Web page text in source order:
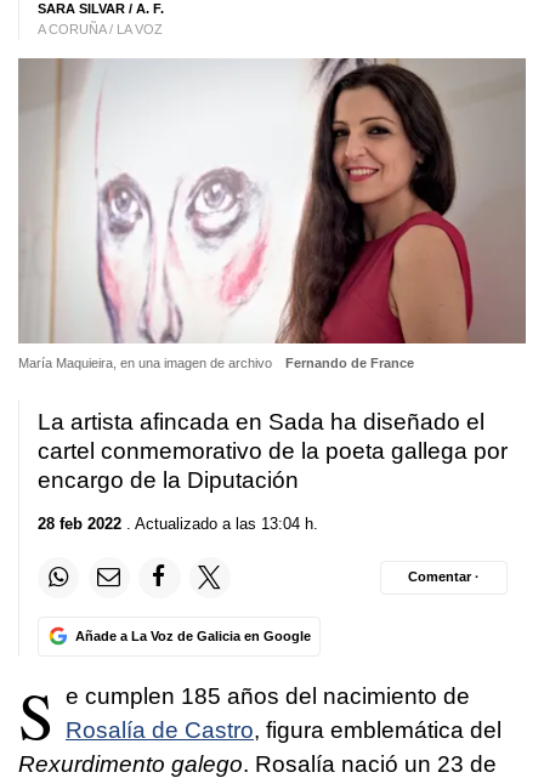
SARA SILVAR / A. F.
A CORUÑA / LA VOZ
María Maquieira, en una imagen de archivo Fernando de France
La artista afincada en Sada ha diseñado el
cartel conmemorativo de la poeta gallega por
encargo de la Diputación
28 feb 2022 . Actualizado a las 13:04 h.
Añade a La Voz de Galicia en Google
Comentar ·
S
e cumplen 185 años del nacimiento de
Rosalía de Castro, figura emblemática del
Rexurdimento galego. Rosalía nació un 23 de